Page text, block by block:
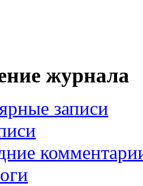
журнала
записи